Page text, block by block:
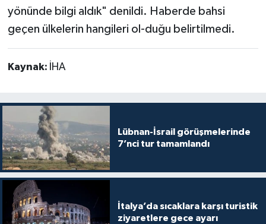
yönünde bilgi aldık" denildi. Haberde bahsi
geçen ülkelerin hangileri ol-duğu belirtilmedi.
Kaynak: İHA
Lübnan-İsrail görüşmelerinde
7’nci tur tamamlandı
İtalya’da sıcaklara karşı turistik
ziyaretlere gece ayarı